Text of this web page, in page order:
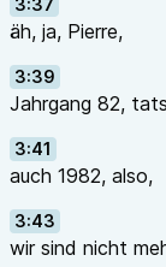
3:37
äh, ja, Pierre,
3:39
Jahrgang 82,
3:41
auch 1982, also,
3:43
wir sind nicht